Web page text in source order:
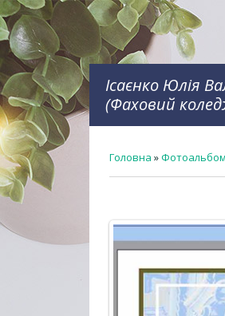
Ісаєнко Юлія
(Фаховий
Головна »Фотоальбом